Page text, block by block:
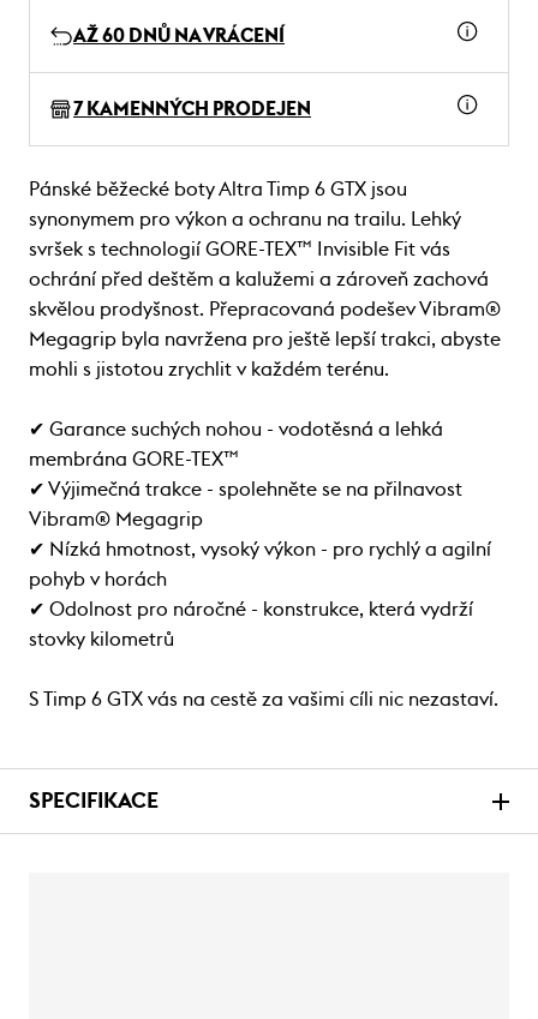
AŽ 60 DNŮ NA VRÁCENÍ
7 KAMENNÝCH PRODEJEN
Pánské běžecké boty Altra Timp 6 GTX jsou
synonymem pro výkon a ochranu na trailu. Lehký
svršek s technologií GORE-TEX™ Invisible Fit vás
ochrání před deštěm a kalužemi a zároveň zachová
skvělou prodyšnost. Přepracovaná podešev Vibram®
Megagrip byla navržena pro ještě lepší trakci, abyste
mohli s jistotou zrychlit v každém terénu.
✔ Garance suchých nohou - vodotěsná a lehká
membrána GORE-TEX™
✔ Výjimečná trakce - spolehněte se na přilnavost
Vibram® Megagrip
✔ Nízká hmotnost, vysoký výkon - pro rychlý a agilní
pohyb v horách
✔ Odolnost pro náročné - konstrukce, která vydrží
stovky kilometrů
S Timp 6 GTX vás na cestě za vašimi cíli nic nezastaví.
SPECIFIKACE